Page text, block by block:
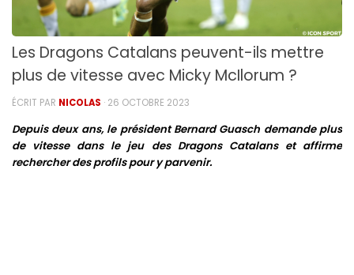
Les Dragons Catalans peuvent-ils mettre
plus de vitesse avec Micky McIlorum ?
ÉCRIT PAR NICOLAS · 26 OCTOBRE 2023
Depuis deux ans, le président Bernard Guasch demande plus
de vitesse dans le jeu des Dragons Catalans et affirme
rechercher des profils pour y parvenir.